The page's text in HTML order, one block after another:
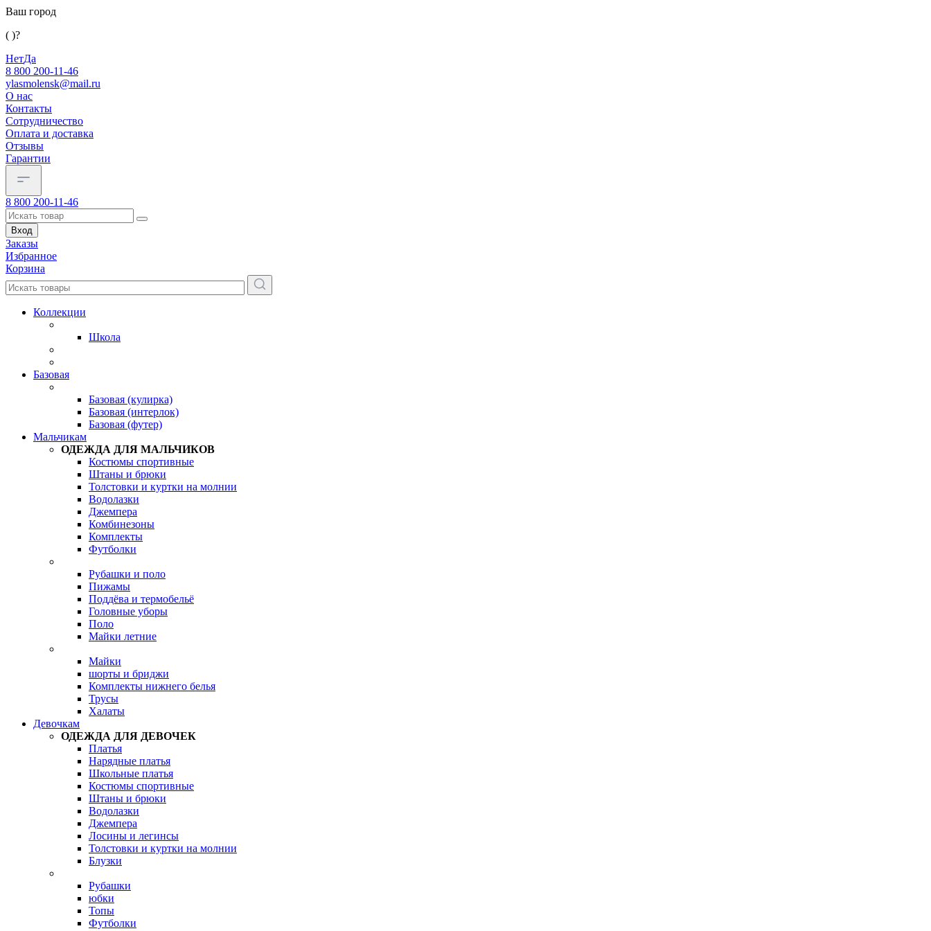
Ваш город
( )?
НетДа
8 800 200-11-46
ylasmolensk@mail.ru
О нас
Контакты
Сотрудничество
Оплата и доставка
Отзывы
Гарантии
8 800 200-11-46
Вход
Заказы
Избранное
Корзина
Коллекции
Школа
Базовая
Базовая (кулирка)
Базовая (интерлок)
Базовая (футер)
Мальчикам
ОДЕЖДА ДЛЯ МАЛЬЧИКОВ
Костюмы спортивные
Штаны и брюки
Толстовки и куртки на молнии
Водолазки
Джемпера
Комбинезоны
Комплекты
Футболки
Рубашки и поло
Пижамы
Поддёва и термобельё
Головные уборы
Поло
Майки летние
Майки
шорты и бриджи
Комплекты нижнего белья
Трусы
Халаты
Девочкам
ОДЕЖДА ДЛЯ ДЕВОЧЕК
Платья
Нарядные платья
Школьные платья
Костюмы спортивные
Штаны и брюки
Водолазки
Джемпера
Лосины и легинсы
Толстовки и куртки на молнии
Блузки
Рубашки
юбки
Топы
Футболки